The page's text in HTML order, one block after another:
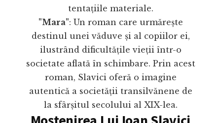
tentațiile materiale.
"Mara": Un roman care urmărește
destinul unei văduve și al copiilor ei,
ilustrând dificultățile vieții într-o
societate aflată în schimbare. Prin acest
roman, Slavici oferă o imagine
autentică a societății transilvănene de
la sfârșitul secolului al XIX-lea.